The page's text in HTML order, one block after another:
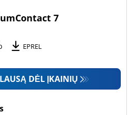
7
EPREL
DĖL ĮKAINIŲ